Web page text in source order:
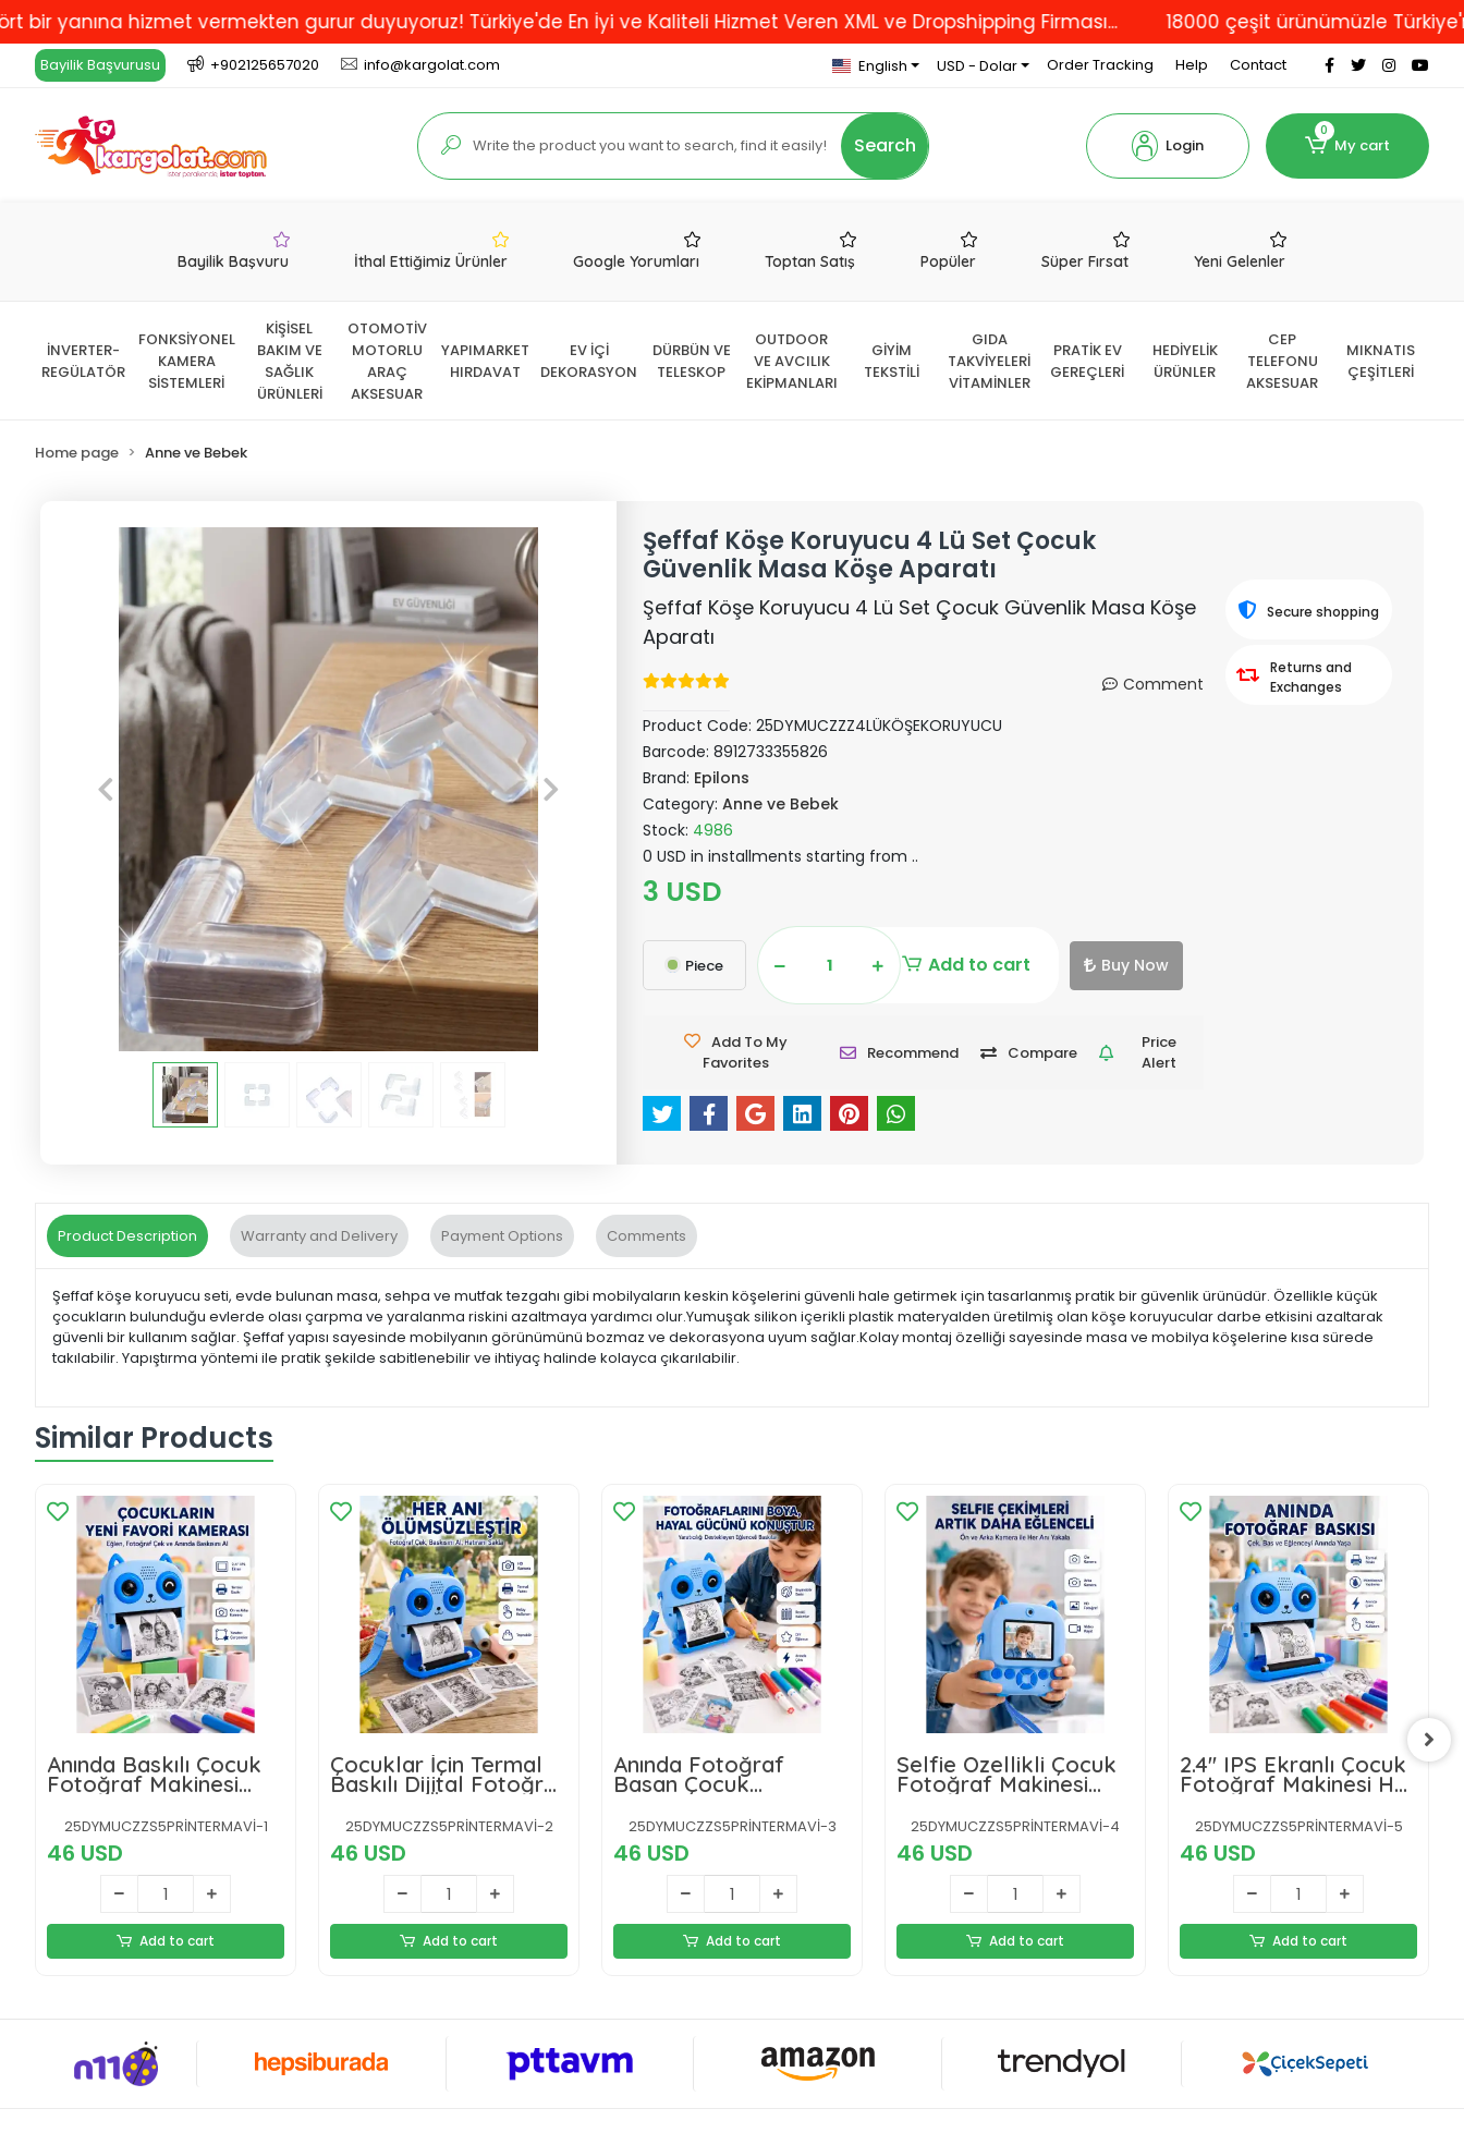
hizmet vermekten gurur duyuyoruz! Türkiye'de En İyi ve Kaliteli Hizmet Veren XML ve Dropshipping Firması... 18000 çeşit ürünümüzle Türkiye'nin
Bayilik Başvurusu +902125657020 info@kargolat.com English USD - Dolar Order Tracking Help Contact
Search Login
0
My cart
Bayilik Başvuru İthal Ettiğimiz Ürünler Google Yorumları Toptan Satış Popüler Süper Fırsat Yeni Gelenler
İNVERTER-
REGÜLATÖR
FONKSİYONEL
KAMERA
SİSTEMLERİ
KİŞİSEL
BAKIM VE
SAĞLIK
ÜRÜNLERİ
OTOMOTİV
MOTORLU
ARAÇ
AKSESUAR
YAPIMARKET
HIRDAVAT
EV İÇİ
DEKORASYON
DÜRBÜN VE
TELESKOP
OUTDOOR
VE AVCILIK
EKİPMANLARI
GİYİM
TEKSTİLİ
GIDA
TAKVİYELERİ
VİTAMİNLER
PRATİK EV
GEREÇLERİ
HEDİYELİK
ÜRÜNLER
CEP
TELEFONU
AKSESUAR
MIKNATIS
ÇEŞİTLERİ
Home page Anne ve Bebek
Şeffaf Köşe Koruyucu 4 Lü Set Çocuk
Güvenlik Masa Köşe Aparatı
Şeffaf Köşe Koruyucu 4 Lü Set Çocuk Güvenlik Masa Köşe
Aparatı
Comment
Product Code:25DYMUCZZZ4LÜKÖŞEKORUYUCU
Barcode:8912733355826
Brand: Epilons
Category:Anne ve Bebek
Stock: 4986
0 USD in installments starting from ..
3 USD
Piece Add to cart Buy Now
Add To My
Favorites
Recommend Compare
Price
Alert
Secure shopping
Returns and
Exchanges
Product Description Warranty and Delivery Payment Options Comments
Şeffaf köşe koruyucu seti, evde bulunan masa, sehpa ve mutfak tezgahı gibi mobilyaların keskin köşelerini güvenli hale getirmek için tasarlanmış pratik bir güvenlik ürünüdür. Özellikle küçük
çocukların bulunduğu evlerde olası çarpma ve yaralanma riskini azaltmaya yardımcı olur.Yumuşak silikon içerikli plastik materyalden üretilmiş olan köşe koruyucular darbe etkisini azaltarak
güvenli bir kullanım sağlar. Şeffaf yapısı sayesinde mobilyanın görünümünü bozmaz ve dekorasyona uyum sağlar.Kolay montaj özelliği sayesinde masa ve mobilya köşelerine kısa sürede
takılabilir. Yapıştırma yöntemi ile pratik şekilde sabitlenebilir ve ihtiyaç halinde kolayca çıkarılabilir.
Similar Products
Anında Baskılı Çocuk
Fotoğraf Makinesi
Termal Yazıcılı Selfie
Kamerası
25DYMUCZZS5PRİNTERMAVİ-1
46 USD
Add to cart
Çocuklar İçin Termal
Baskılı Dijital Fotoğraf
Makinesi Ön ve Arka
Kameralı
25DYMUCZZS5PRİNTERMAVİ-2
46 USD
Add to cart
Anında Fotoğraf
Basan Çocuk
Kamerası Eğitici ve
Eğlenceli Termal
Yazıcılı
25DYMUCZZS5PRİNTERMAVİ-3
46 USD
Add to cart
Selfie Özellikli Çocuk
Fotoğraf Makinesi
Mürekkepsiz Termal
Baskı Teknolojisi
25DYMUCZZS5PRİNTERMAVİ-4
46 USD
Add to cart
2.4'' IPS Ekranlı Çocuk
Fotoğraf Makinesi HD
Çekim ve Anında Baskı
Keyfi
25DYMUCZZS5PRİNTERMAVİ-5
46 USD
Add to cart